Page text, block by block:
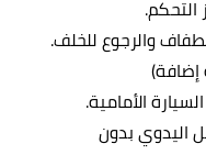
والرجوع للخلف.
إضافة)
الأمامية.
اليدوي بدون